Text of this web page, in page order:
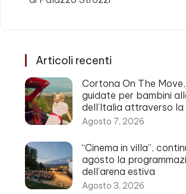
Articoli recenti
Cortona On The
guidate per bambini
dell’Italia attraverso
Agosto 7, 2026
“Cinema in villa”,
agosto la
dell’arena estiva
Agosto 3, 2026